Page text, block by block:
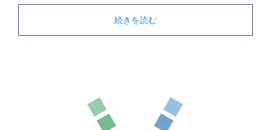
続きを読む